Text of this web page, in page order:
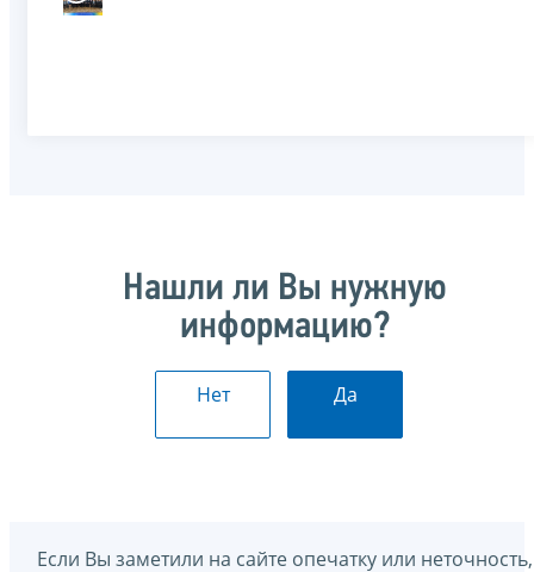
Нашли ли Вы нужную
информацию?
Нет Да
Если Вы заметили на сайте опечатку или неточность,